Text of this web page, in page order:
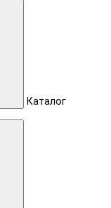
Каталог